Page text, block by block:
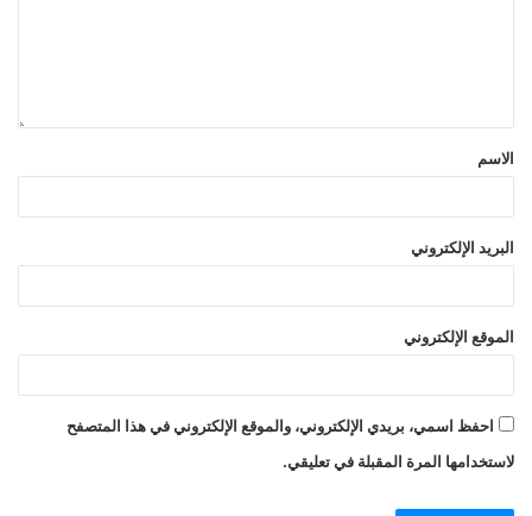
الاسم
البريد الإلكتروني
الموقع الإلكتروني
احفظ اسمي، بريدي الإلكتروني، والموقع الإلكتروني في هذا المتصفح
لاستخدامها المرة المقبلة في تعليقي.